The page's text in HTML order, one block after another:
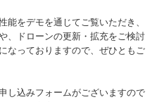
能をデモを通じてご覧いただき、
、ドローンの更新・拡充をご検討
なっておりますので、ぜひともご
し込みフォームがございますので